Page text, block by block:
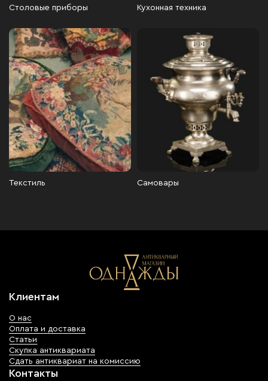
Столовые приборы Кухонная техника
Текстиль Самовары
Клиентам
О нас
Оплата и доставка
Статьи
Скупка антиквариата
Сдать антиквариат на комиссию
Контакты